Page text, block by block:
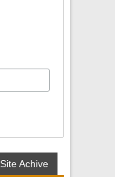
Site Achive